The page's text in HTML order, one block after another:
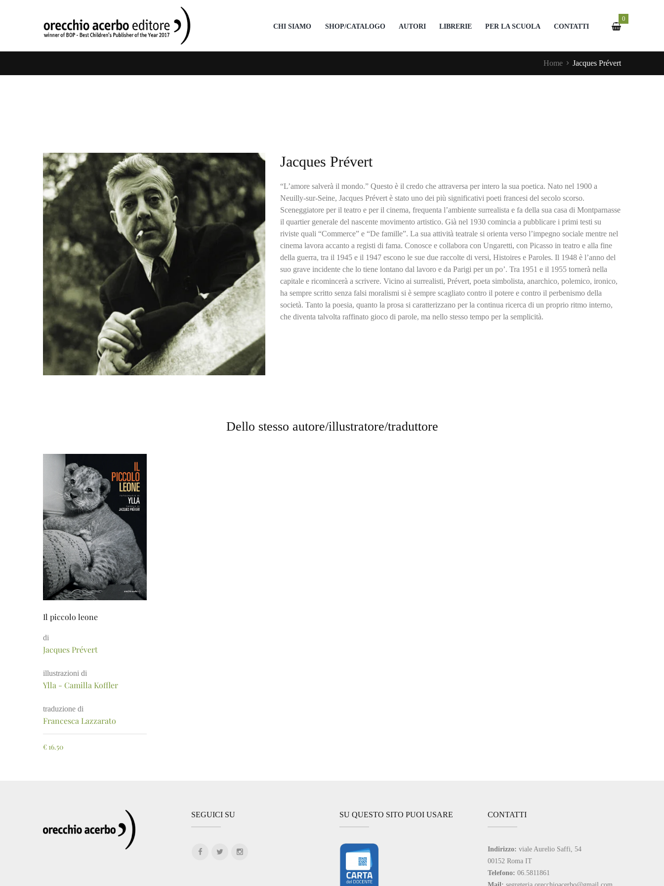
CHI SIAMO SHOP/CATALOGO AUTORI LIBRERIE PER LA SCUOLA CONTATTI
0
Home Jacques Prévert
Jacques Prévert
“L’amore salverà il mondo.” Questo è il credo che attraversa per intero la sua poetica. Nato nel 1900 a
Neuilly-sur-Seine, Jacques Prévert è stato uno dei più significativi poeti francesi del secolo scorso.
Sceneggiatore per il teatro e per il cinema, frequenta l’ambiente surrealista e fa della sua casa di Montparnasse
il quartier generale del nascente movimento artistico. Già nel 1930 comincia a pubblicare i primi testi su
riviste quali “Commerce” e “De famille”. La sua attività teatrale si orienta verso l’impegno sociale mentre nel
cinema lavora accanto a registi di fama. Conosce e collabora con Ungaretti, con Picasso in teatro e alla fine
della guerra, tra il 1945 e il 1947 escono le sue due raccolte di versi, Histoires e Paroles. Il 1948 è l’anno del
suo grave incidente che lo tiene lontano dal lavoro e da Parigi per un po’. Tra 1951 e il 1955 tornerà nella
capitale e ricomincerà a scrivere. Vicino ai surrealisti, Prévert, poeta simbolista, anarchico, polemico, ironico,
ha sempre scritto senza falsi moralismi si è sempre scagliato contro il potere e contro il perbenismo della
società. Tanto la poesia, quanto la prosa si caratterizzano per la continua ricerca di un proprio ritmo interno,
che diventa talvolta raffinato gioco di parole, ma nello stesso tempo per la semplicità.
Dello stesso autore/illustratore/traduttore
Il piccolo leone
di
Jacques Prévert
illustrazioni di
Ylla - Camilla Koffler
traduzione di
Francesca Lazzarato
€ 16.50
SEGUICI SU SU QUESTO SITO PUOI USARE CONTATTI
Indirizzo: viale Aurelio Saffi, 54
00152 Roma IT
Telefono: 06.5811861
Mail: segreteria.orecchioacerbo@gmail.com